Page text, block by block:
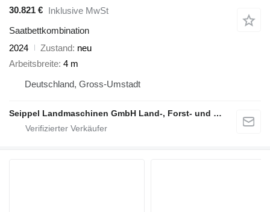
30.821 € Inklusive MwSt
Saatbettkombination
2024
Zustand neu
Arbeitsbreite 4 m
Deutschland, Gross-Umstadt
Seippel Landmaschinen GmbH Land-, Forst- und Gartentechnik